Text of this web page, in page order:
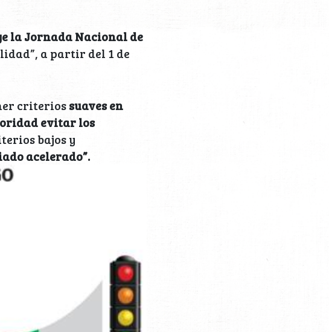
la Jornada Nacional de
a partir del 1 de
criteriossuaves en
evitar los
bajos y
acelerado”.